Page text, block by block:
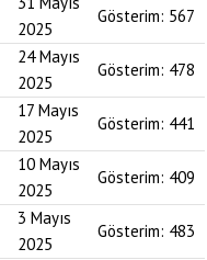
2025
Gösterim: 567
24 Mayıs
2025
Gösterim: 478
17 Mayıs
2025
Gösterim: 441
10 Mayıs
2025
Gösterim: 409
3 Mayıs
2025
Gösterim: 483